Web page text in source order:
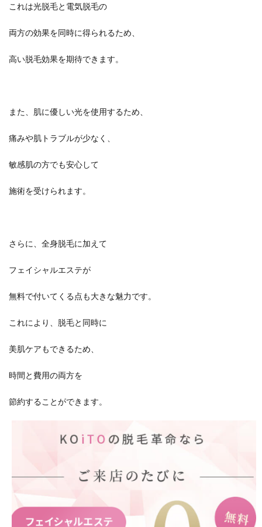
これは光脱毛と電気脱毛の
両方の効果を同時に得られるため、
高い脱毛効果を期待できます。
また、肌に優しい光を使用するため、
痛みや肌トラブルが少なく、
敏感肌の方でも安心して
施術を受けられます。
さらに、全身脱毛に加えて
フェイシャルエステが
無料で付いてくる点も大きな魅力です。
これにより、脱毛と同時に
美肌ケアもできるため、
時間と費用の両方を
節約することができます。